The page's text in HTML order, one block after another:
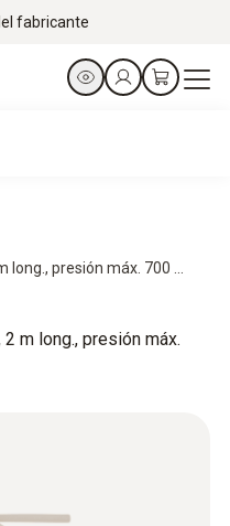
fabricante
presión máx. 700 ...
m long., presión máx.